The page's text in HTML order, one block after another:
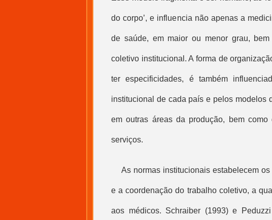
do corpo’, e influencia não apenas a
de saúde, em maior ou menor grau,
coletivo institucional. A forma de
ter especificidades, é também
institucional de cada país e pelos modelos
em outras áreas da produção, bem
serviços.
As normas institucionais estabelecem
e a coordenação do trabalho coletivo, a
aos médicos. Schraiber (1993) e